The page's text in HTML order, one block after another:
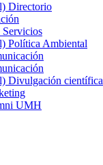
Directorio
Servicios
Política Ambiental
Divulgación científica
UMH